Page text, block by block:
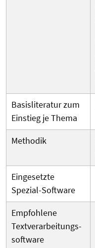
Basisliteratur zum
Einstieg je Thema
Methodik
Eingesetzte
Spezial-Software
Empfohlene
Textverarbeitungs­
software